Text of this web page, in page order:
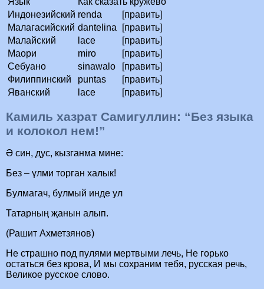
Индонезийский renda
[править]
Малагасийский dantelina
[править]
Малайский
lace
[править]
Маори
miro
[править]
Себуано
sinawalo
[править]
Филиппинский
puntas
[править]
Яванский
lace [править]
Камиль хазрат Самигуллин: “Без языка
и колокол нем!”
Ә син, дус, кызганма мине:
Без – үлми торган халык!
Булмагач, булмый инде ул
Татарның җанын алып.
(Рашит Ахметзянов)
Не страшно под пулями мертвыми лечь, Не горько
остаться без крова, И мы сохраним тебя, русская речь,
Великое русское слово.